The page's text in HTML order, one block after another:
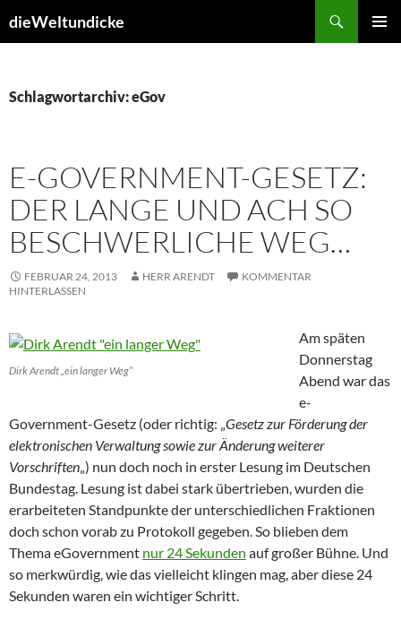
Inhalt
dieWeltundicke
Schlagwortarchiv: eGov
E-GOVERNMENT-GESETZ:
DER LANGE UND ACH SO
BESCHWERLICHE WEG…
FEBRUAR 24, 2013 HERR ARENDT
KOMMENTAR
HINTERLASSEN
Dirk Arendt „ein langer Weg“
Am späten
Donnerstag
Abend war das
e-
Government-Gesetz (oder richtig: „Gesetz zur Förderung der
elektronischen Verwaltung sowie zur Änderung weiterer
Vorschriften„) nun doch noch in erster Lesung im Deutschen
Bundestag. Lesung ist dabei stark übertrieben, wurden die
erarbeiteten Standpunkte der unterschiedlichen Fraktionen
doch schon vorab zu Protokoll gegeben. So blieben dem
Thema eGovernment nur 24 Sekunden auf großer Bühne. Und
so merkwürdig, wie das vielleicht klingen mag, aber diese 24
Sekunden waren ein wichtiger Schritt.